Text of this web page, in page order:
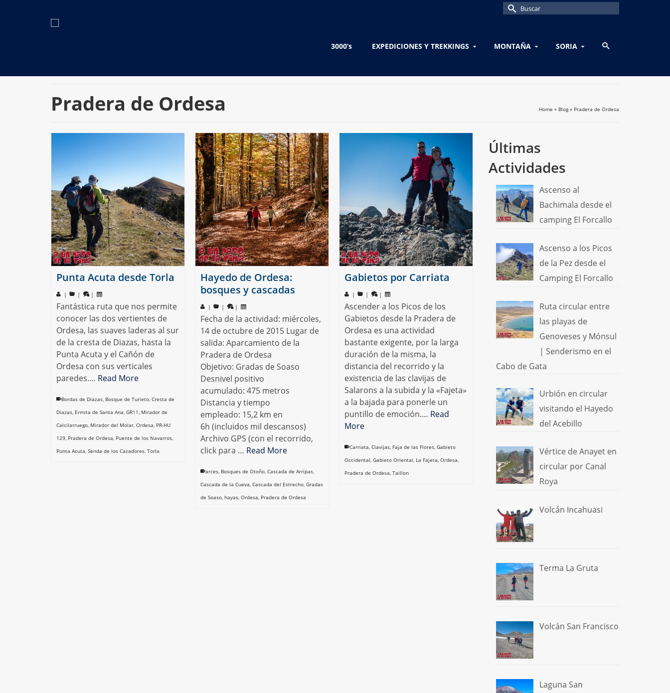
Buscar
3000’s EXPEDICIONES Y TREKKINGS MONTAÑA SORIA
Pradera de Ordesa Home » Blog » Pradera de Ordesa
Punta Acuta desde Torla
| | |
Fantástica ruta que nos permite
conocer las dos vertientes de
Ordesa, las suaves laderas al sur
de la cresta de Diazas, hasta la
Punta Acuta y el Cañón de
Ordesa con sus verticales
paredes.… Read More
Bordas de Diazas, Bosque de Turieto, Cresta de
Diazas, Ermita de Santa Ana, GR11, Mirador de
Calcilarruego, Mirador del Molar, Ordesa, PR-HU
129, Pradera de Ordesa, Puente de los Navarros,
Punta Acuta, Senda de los Cazadores, Torla
Hayedo de Ordesa:
bosques y cascadas
| | |
Fecha de la actividad: miércoles,
14 de octubre de 2015 Lugar de
salida: Aparcamiento de la
Pradera de Ordesa
Objetivo: Gradas de Soaso
Desnivel positivo
acumulado: 475 metros
Distancia y tiempo
empleado: 15,2 km en
6h (incluidos mil descansos)
Archivo GPS (con el recorrido,
click para … Read More
arces, Bosques de Otoño, Cascada de Arripas,
Cascada de la Cueva, Cascada del Estrecho, Gradas
de Soaso, hayas, Ordesa, Pradera de Ordesa
Gabietos por Carriata
| | |
Ascender a los Picos de los
Gabietos desde la Pradera de
Ordesa es una actividad
bastante exigente, por la larga
duración de la misma, la
distancia del recorrido y la
existencia de las clavijas de
Salarons a la subida y la «Fajeta»
a la bajada para ponerle un
puntillo de emoción.… Read
More
Carriata, Clavijas, Faja de las Flores, Gabieto
Occidental, Gabieto Oriental, La Fajeta, Ordesa,
Pradera de Ordesa, Taillon
Últimas
Actividades
Ascenso al
Bachimala desde el
camping El Forcallo
Ascenso a los Picos
de la Pez desde el
Camping El Forcallo
Ruta circular entre
las playas de
Genoveses y Mónsul
| Senderismo en el
Cabo de Gata
Urbión en circular
visitando el Hayedo
del Acebillo
Vértice de Anayet en
circular por Canal
Roya
Volcán Incahuasi
Terma La Gruta
Volcán San Francisco
Laguna San